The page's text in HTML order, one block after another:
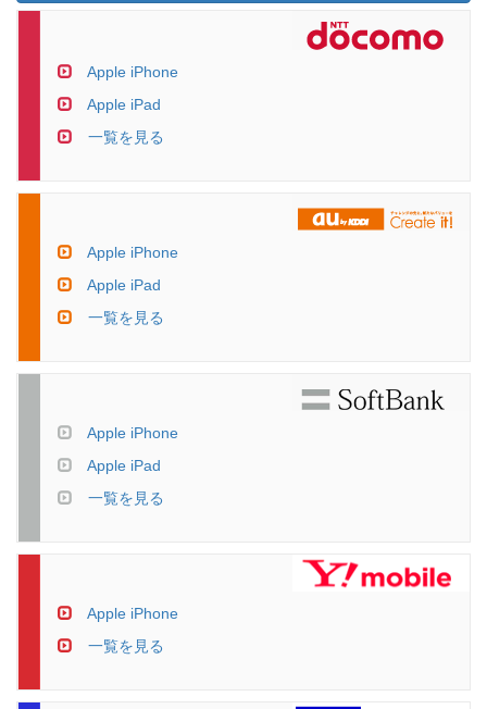
Apple iPhone
Apple iPad
一覧を見る
Apple iPhone
Apple iPad
一覧を見る
Apple iPhone
Apple iPad
一覧を見る
Apple iPhone
一覧を見る